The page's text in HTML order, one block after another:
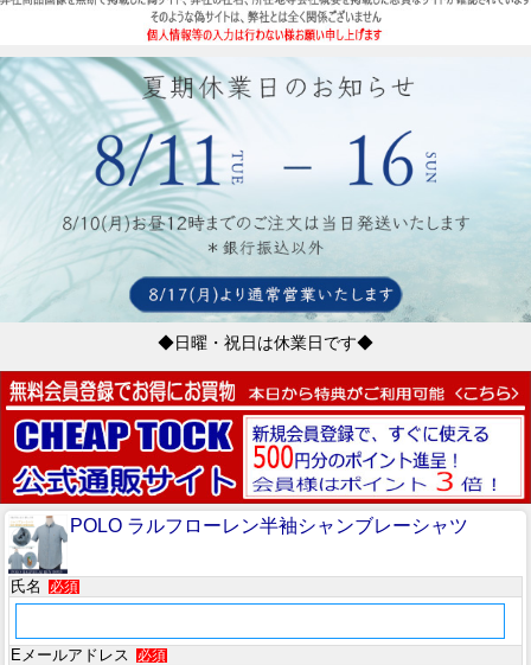
◆日曜・祝日は休業日です◆
POLO ラルフローレン半袖シャンブレーシャツ
氏名 必須
Eメールアドレス 必須